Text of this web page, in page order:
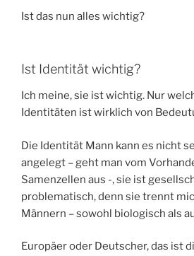
Ist das nun alles wichtig?
Ist Identität wichtig?
Ich meine, sie ist wichtig. Nur
Identitäten ist wirklich von
Die Identität Mann kann es nicht
angelegt – geht man vom
Samenzellen aus -, sie ist
problematisch, denn sie trennt
Männern – sowohl biologisch als
Europäer oder Deutscher, das ist